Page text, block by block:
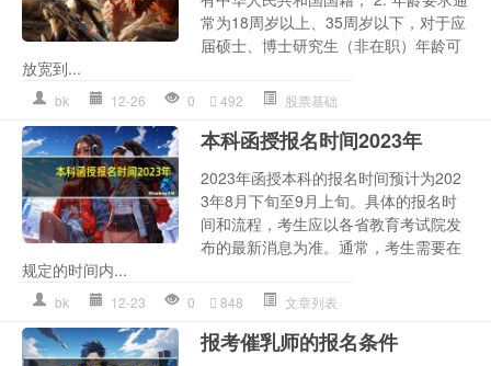
常为18周岁以上、35周岁以下，对于应
届硕士、博士研究生（非在职）年龄可
放宽到...
bk 12-26 0 492 股票基础
本科函授报名时间2023年
2023年函授本科的报名时间预计为202
3年8月下旬至9月上旬。具体的报名时
间和流程，考生应以各省教育考试院发
布的最新消息为准。通常，考生需要在
规定的时间内...
bk 12-23 0 848 文章列表
报考催乳师的报名条件